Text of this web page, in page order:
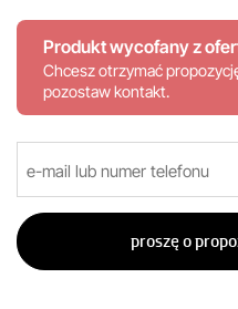
Produkt wycofany z
Chcesz otrzymać
pozostaw kontakt.
proszę o